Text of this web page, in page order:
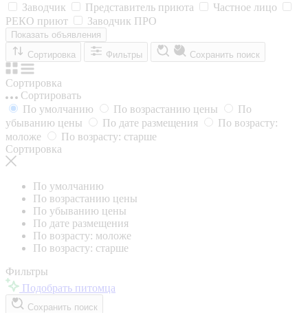
Заводчик
Представитель приюта
Частное лицо
РЕКО приют
Заводчик ПРО
Показать объявления
Сортировка
Фильтры Сохранить поиск
Сортировка
Сортировать
По умолчанию
По возрастанию цены
По
убыванию цены
По дате размещения
По возрасту:
моложе
По возрасту: старше
Сортировка
По умолчанию
По возрастанию цены
По убыванию цены
По дате размещения
По возрасту: моложе
По возрасту: старше
Фильтры
Подобрать питомца
Сохранить поиск